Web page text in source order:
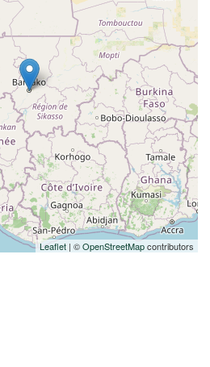
Leaflet | ©OpenStreetMapcontributors